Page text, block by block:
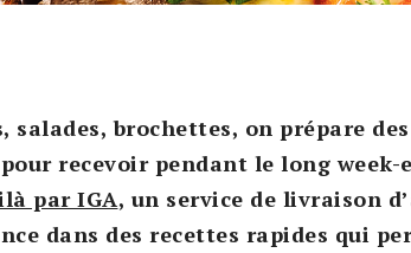
salades, brochettes, on prépare
recevoir pendant le long
par IGA, un service de livraison
dans des recettes rapides qui